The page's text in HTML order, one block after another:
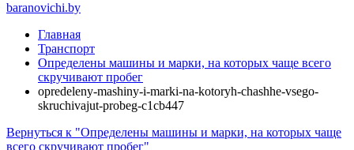
baranovichi.by
Главная
Транспорт
Определены машины и марки, на которых чаще всего
скручивают пробег
opredeleny-mashiny-i-marki-na-kotoryh-chashhe-vsego-
skruchivajut-probeg-c1cb447
Вернуться к "Определены машины и марки, на которых чаще
всего скручивают пробег"